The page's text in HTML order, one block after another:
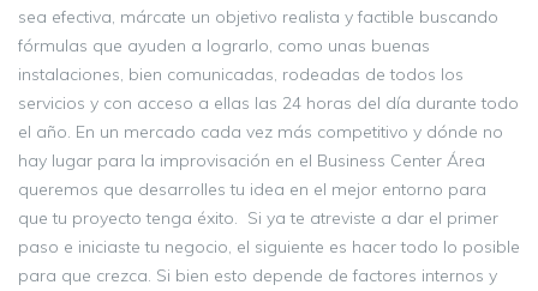
sea efectiva, márcate un objetivo realista y factible buscando
fórmulas que ayuden a lograrlo, como unas buenas
instalaciones, bien comunicadas, rodeadas de todos los
servicios y con acceso a ellas las 24 horas del día durante todo
el año. En un mercado cada vez más competitivo y dónde no
hay lugar para la improvisación en el Business Center Área
queremos que desarrolles tu idea en el mejor entorno para
que tu proyecto tenga éxito. Si ya te atreviste a dar el primer
paso e iniciaste tu negocio, el siguiente es hacer todo lo posible
para que crezca. Si bien esto depende de factores internos y